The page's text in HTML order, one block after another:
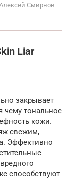
Алексей Смирнов
Liar
закрывает
чему тональное
кожи.
свежим,
Эффективно
способствуют